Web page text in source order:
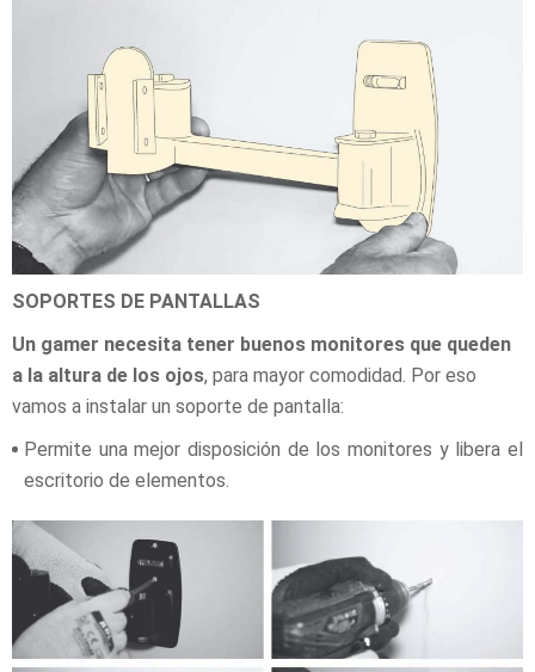
SOPORTES DE PANTALLAS
Un gamer necesita tener buenos monitores que queden
a la altura de los ojos, para mayor comodidad. Por eso
vamos a instalar un soporte de pantalla:
Permite una mejor disposición de los monitores y libera el
escritorio de elementos.